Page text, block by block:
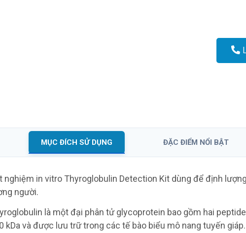
GmbH
- Đức
MỤC ĐÍCH SỬ DỤNG ĐẶC ĐIỂM NỔI BẬT
nghiệm in vitro Thyroglobulin Detection Kit dùng để định
người.
là một đại phân tử glycoprotein bao gồm hai
kDa và được lưu trữ trong các tế bào biểu mô nang tuyến